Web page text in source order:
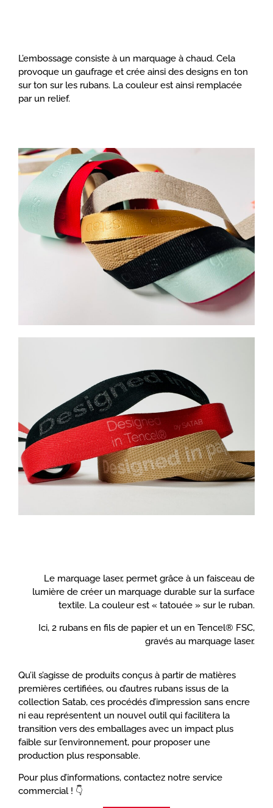
L’embossage consiste à un marquage à chaud. Cela
provoque un gaufrage et crée ainsi des designs en ton
sur ton sur les rubans. La couleur est ainsi remplacée
par un relief.
Le marquage laser, permet grâce à un faisceau de
lumière de créer un marquage durable sur la surface
textile. La couleur est « tatouée » sur le ruban.
Ici, 2 rubans en fils de papier et un en Tencel® FSC,
gravés au marquage laser.
Qu’il s’agisse de produits conçus à partir de matières
premières certifiées, ou d’autres rubans issus de la
collection Satab, ces procédés d’impression sans encre
ni eau représentent un nouvel outil qui facilitera la
transition vers des emballages avec un impact plus
faible sur l’environnement, pour proposer une
production plus responsable.
Pour plus d’informations, contactez notre service
commercial ! 👇